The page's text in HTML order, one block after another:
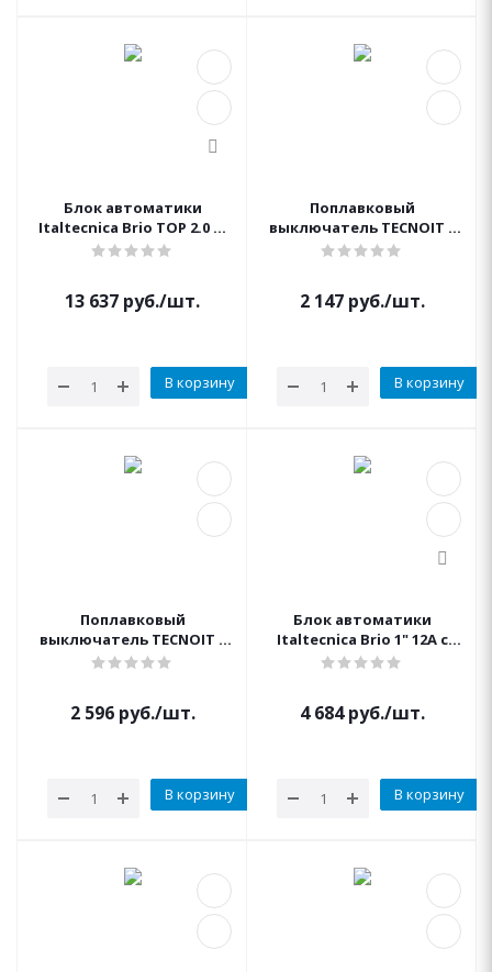
Блок автоматики
Italtecnica Brio TOP 2.0 1"
1/4 16А IP65
13 637 руб./шт.
В корзину
Поплавковый
выключатель TECNOIT 3
ПВХ-кабель 3 м с
2 147руб./шт.
В корзину
Поплавковый
выключатель TECNOIT 5
ПВХ-кабель 5 м с
2 596руб./шт.
В корзину
Блок автоматики
Italtecnica Brio 1" 12А с
кабелем
4 684руб./шт.
В корзину